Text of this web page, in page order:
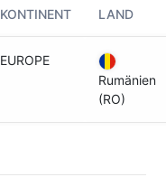
KONTINENT LAND
EUROPE
Rumänien
(RO)